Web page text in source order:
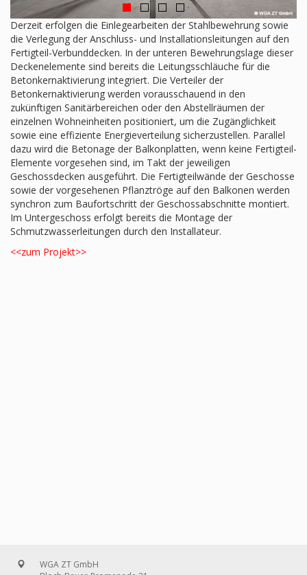
Derzeit erfolgen die Einlegearbeiten der Stahlbewehrung sowie
die Verlegung der Anschluss- und Installationsleitungen auf den
Fertigteil-Verbunddecken. In der unteren Bewehrungslage dieser
Deckenelemente sind bereits die Leitungsschläuche für die
Betonkernaktivierung integriert. Die Verteiler der
Betonkernaktivierung werden vorausschauend in den
zukünftigen Sanitärbereichen oder den Abstellräumen der
einzelnen Wohneinheiten positioniert, um die Zugänglichkeit
sowie eine effiziente Energieverteilung sicherzustellen. Parallel
dazu wird die Betonage der Balkonplatten, wenn keine Fertigteil-
Elemente vorgesehen sind, im Takt der jeweiligen
Geschossdecken ausgeführt. Die Fertigteilwände der Geschosse
sowie der vorgesehenen Pflanztröge auf den Balkonen werden
synchron zum Baufortschritt der Geschossabschnitte montiert.
Im Untergeschoss erfolgt bereits die Montage der
Schmutzwasserleitungen durch den Installateur.
<<zum Projekt>>
WGA ZT GmbH